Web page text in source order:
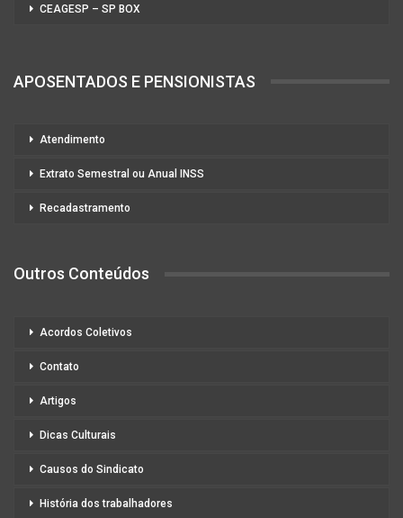
CEAGESP – SP BOX
APOSENTADOS E PENSIONISTAS
Atendimento
Extrato Semestral ou Anual INSS
Recadastramento
Outros Conteúdos
Acordos Coletivos
Contato
Artigos
Dicas Culturais
Causos do Sindicato
História dos trabalhadores